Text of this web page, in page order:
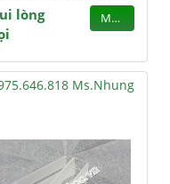
lòng
MUA
Ms.Nhung